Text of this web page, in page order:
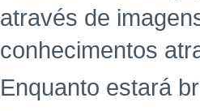
através de
conhecimentos
Enquanto estará